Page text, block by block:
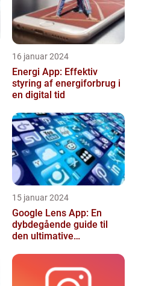
16 januar 2024
Energi App: Effektiv
styring af energiforbrug i
en digital tid
15 januar 2024
Google Lens App: En
dybdegående guide til
den ultimative